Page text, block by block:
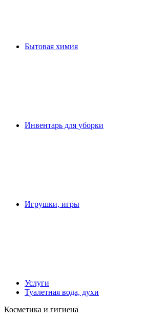
Бытовая химия
Инвентарь для уборки
Игрушки, игры
Услуги
Туалетная вода, духи
Косметика и гигиена